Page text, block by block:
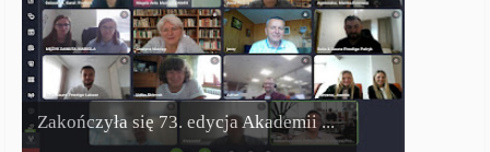
Zakończyła się 73. edycja Akademii ...